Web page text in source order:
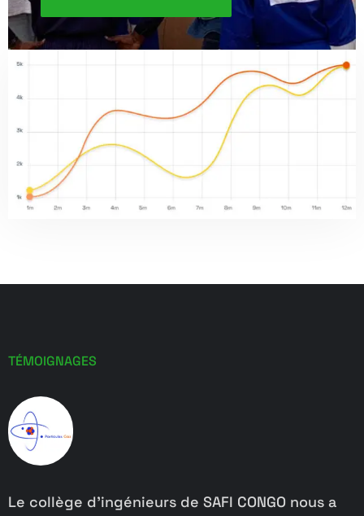
TÉMOIGNAGES
Le collège d’ingénieurs de SAFI CONGO nous a